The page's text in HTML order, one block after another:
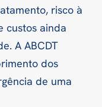
risco à
custos ainda
A ABCDT
dos
de uma